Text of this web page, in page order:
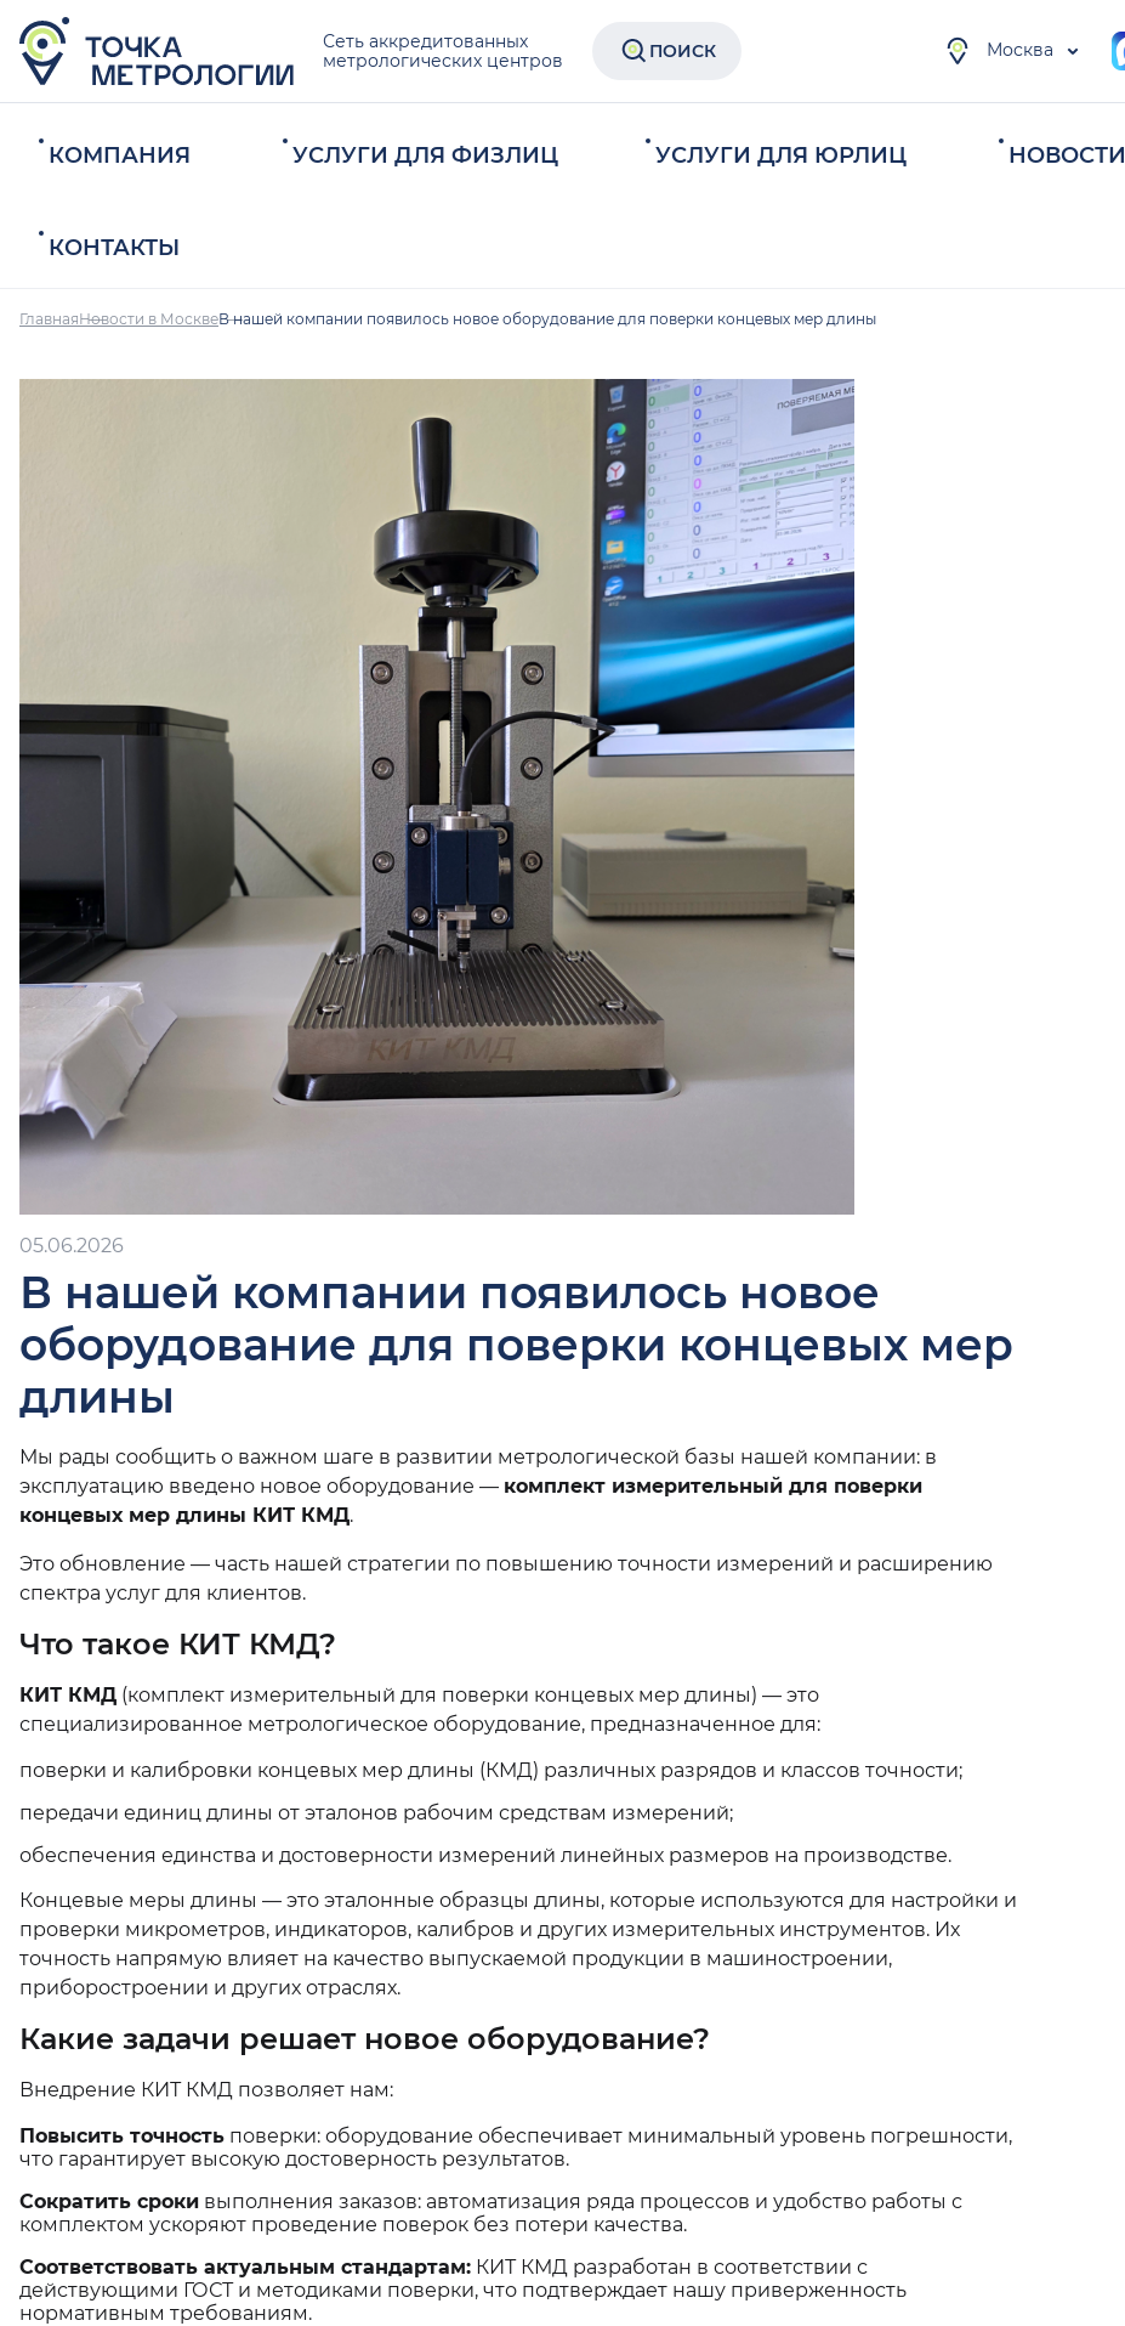
Сеть аккредитованных
метрологических центров
ПОИСК Москва
КОМПАНИЯ УСЛУГИ ДЛЯ ФИЗЛИЦ УСЛУГИ ДЛЯ ЮРЛИЦ НОВОСТИ
КОНТАКТЫ
ГлавнаяНовости в МосквеВ нашей компании появилось новое оборудование для поверки концевых мер длины
05.06.2026
В нашей компании появилось новое
оборудование для поверки концевых мер
длины
Мы рады сообщить о важном шаге в развитии метрологической базы нашей компании: в
эксплуатацию введено новое оборудование — комплект измерительный для поверки
концевых мер длины КИТ КМД.
Это обновление — часть нашей стратегии по повышению точности измерений и расширению
спектра услуг для клиентов.
Что такое КИТ КМД?
КИТ КМД (комплект измерительный для поверки концевых мер длины) — это
специализированное метрологическое оборудование, предназначенное для:
поверки и калибровки концевых мер длины (КМД) различных разрядов и классов точности;
передачи единиц длины от эталонов рабочим средствам измерений;
обеспечения единства и достоверности измерений линейных размеров на производстве.
Концевые меры длины — это эталонные образцы длины, которые используются для настройки и
проверки микрометров, индикаторов, калибров и других измерительных инструментов. Их
точность напрямую влияет на качество выпускаемой продукции в машиностроении,
приборостроении и других отраслях.
Какие задачи решает новое оборудование?
Внедрение КИТ КМД позволяет нам:
Повысить точность поверки: оборудование обеспечивает минимальный уровень погрешности,
что гарантирует высокую достоверность результатов.
Сократить сроки выполнения заказов: автоматизация ряда процессов и удобство работы с
комплектом ускоряют проведение поверок без потери качества.
Соответствовать актуальным стандартам: КИТ КМД разработан в соответствии с
действующими ГОСТ и методиками поверки, что подтверждает нашу приверженность
нормативным требованиям.